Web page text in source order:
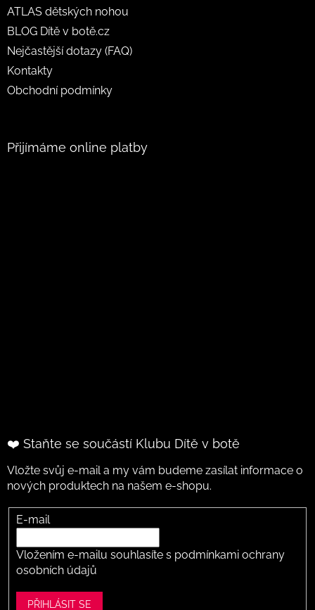
ATLAS dětských nohou
BLOG Dítě v botě.cz
Nejčastější dotazy (FAQ)
Kontakty
Obchodní podmínky
Přijímáme online platby
❤️ Staňte se součástí Klubu Dítě v botě
Vložte svůj e-mail a my vám budeme zasílat informace o
nových produktech na našem e-shopu.
E-mail
Vložením e-mailu souhlasíte s podmínkami ochrany
osobních údajů
PŘIHLÁSIT SE